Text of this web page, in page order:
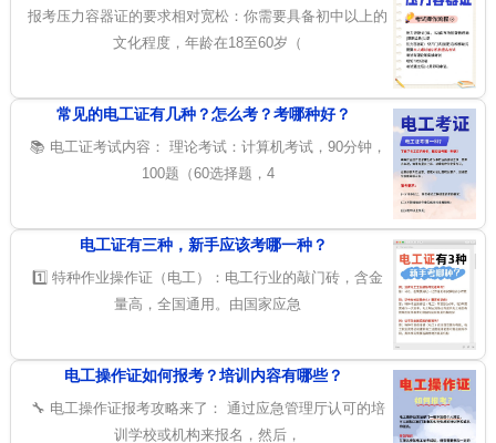
报考压力容器证的要求相对宽松：你需要具备初中以上的
文化程度，年龄在18至60岁（
常见的电工证有几种？怎么考？考哪种好？
📚 电工证考试内容： 理论考试：计算机考试，90分钟，
100题（60选择题，4
电工证有三种，新手应该考哪一种？
1️⃣ 特种作业操作证（电工）：电工行业的敲门砖，含金
量高，全国通用。由国家应急
电工操作证如何报考？培训内容有哪些？
🔧 电工操作证报考攻略来了： 通过应急管理厅认可的培
训学校或机构来报名，然后，